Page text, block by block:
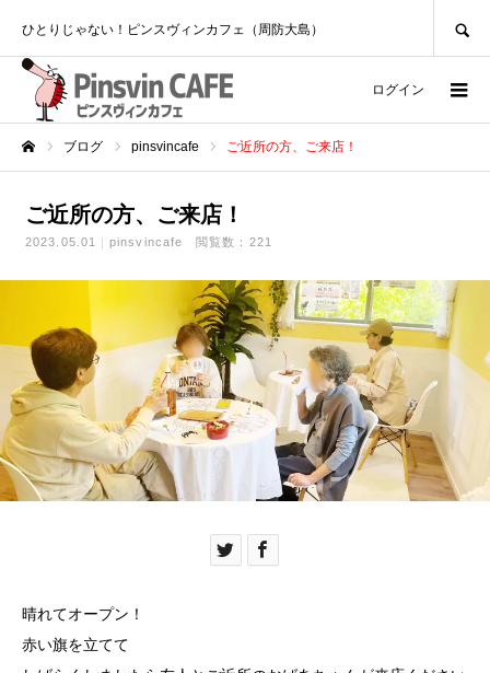
ひとりじゃない！ピンスヴィンカフェ（周防大島）
ログイン
ブログ pinsvincafe ご近所の方、ご来店！
ご近所の方、ご来店！
2023.05.01 pinsvincafe 閲覧数：221
晴れてオープン！
赤い旗を立てて